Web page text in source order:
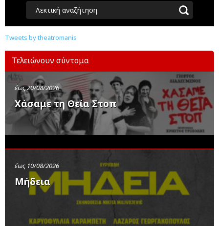
Λεκτική αναζήτηση
Tweets by theatromanis
Τελειώνουν σύντομα
έως 20/08/2026
Χάσαμε τη Θεία Στοπ
έως 10/08/2026
Μήδεια